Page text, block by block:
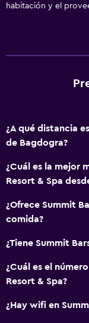
habitación y el
¿A qué distancia
de Bagdogra?
¿Cuál es la mejor
Resort & Spa
¿Ofrece Summit
comida?
¿Tiene Summit
¿Cuál es el
Resort & Spa?
¿Hay wifi en